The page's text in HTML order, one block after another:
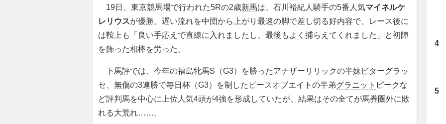
19日、東京競馬場で行われた5Rの2歳新馬は、石川裕紀人騎手の5番人気マイネルケ
レリウスが優勝。遅い流れを中団から上がり最速の脚で差し切る好内容で、レース後に
は鞍上も「良い手応えで直線に入れましたし、最後もよく捕らえてくれました」と初陣
を飾った相棒を労った。
下馬評では、今年の福島牝馬S（G3）を勝ったアナザーリリックの半妹ビターグラッ
セ、無傷の3連勝で毎日杯（G3）を制したピースオブエイトの半弟グラニット ピークな
ど評判馬を中心に上位人気4頭が4強を形成していたが、結果はその全てが馬券圏外に敗
れる大荒れ……。